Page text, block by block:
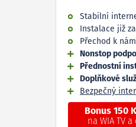
Stabilní
Instalace již
Přechod k
Nonstop
Přednostní
Doplňkové
Bezpečný
Bonus 150
na WIA TV